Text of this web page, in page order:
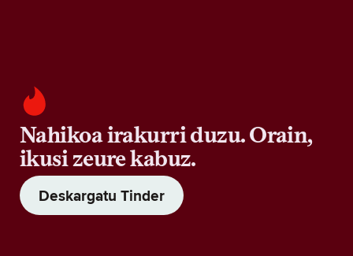
Nahikoa irakurri duzu. Orain,
ikusi zeure kabuz.
Deskargatu Tinder